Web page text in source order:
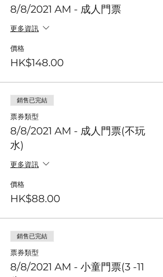
8/8/2021 AM - 成人門票
更多資訊
價格
HK$148.00
銷售已完結
票券類型
8/8/2021 AM - 成人門票(不玩
水)
更多資訊
價格
HK$88.00
銷售已完結
票券類型
8/8/2021 AM - 小童門票(3 -11